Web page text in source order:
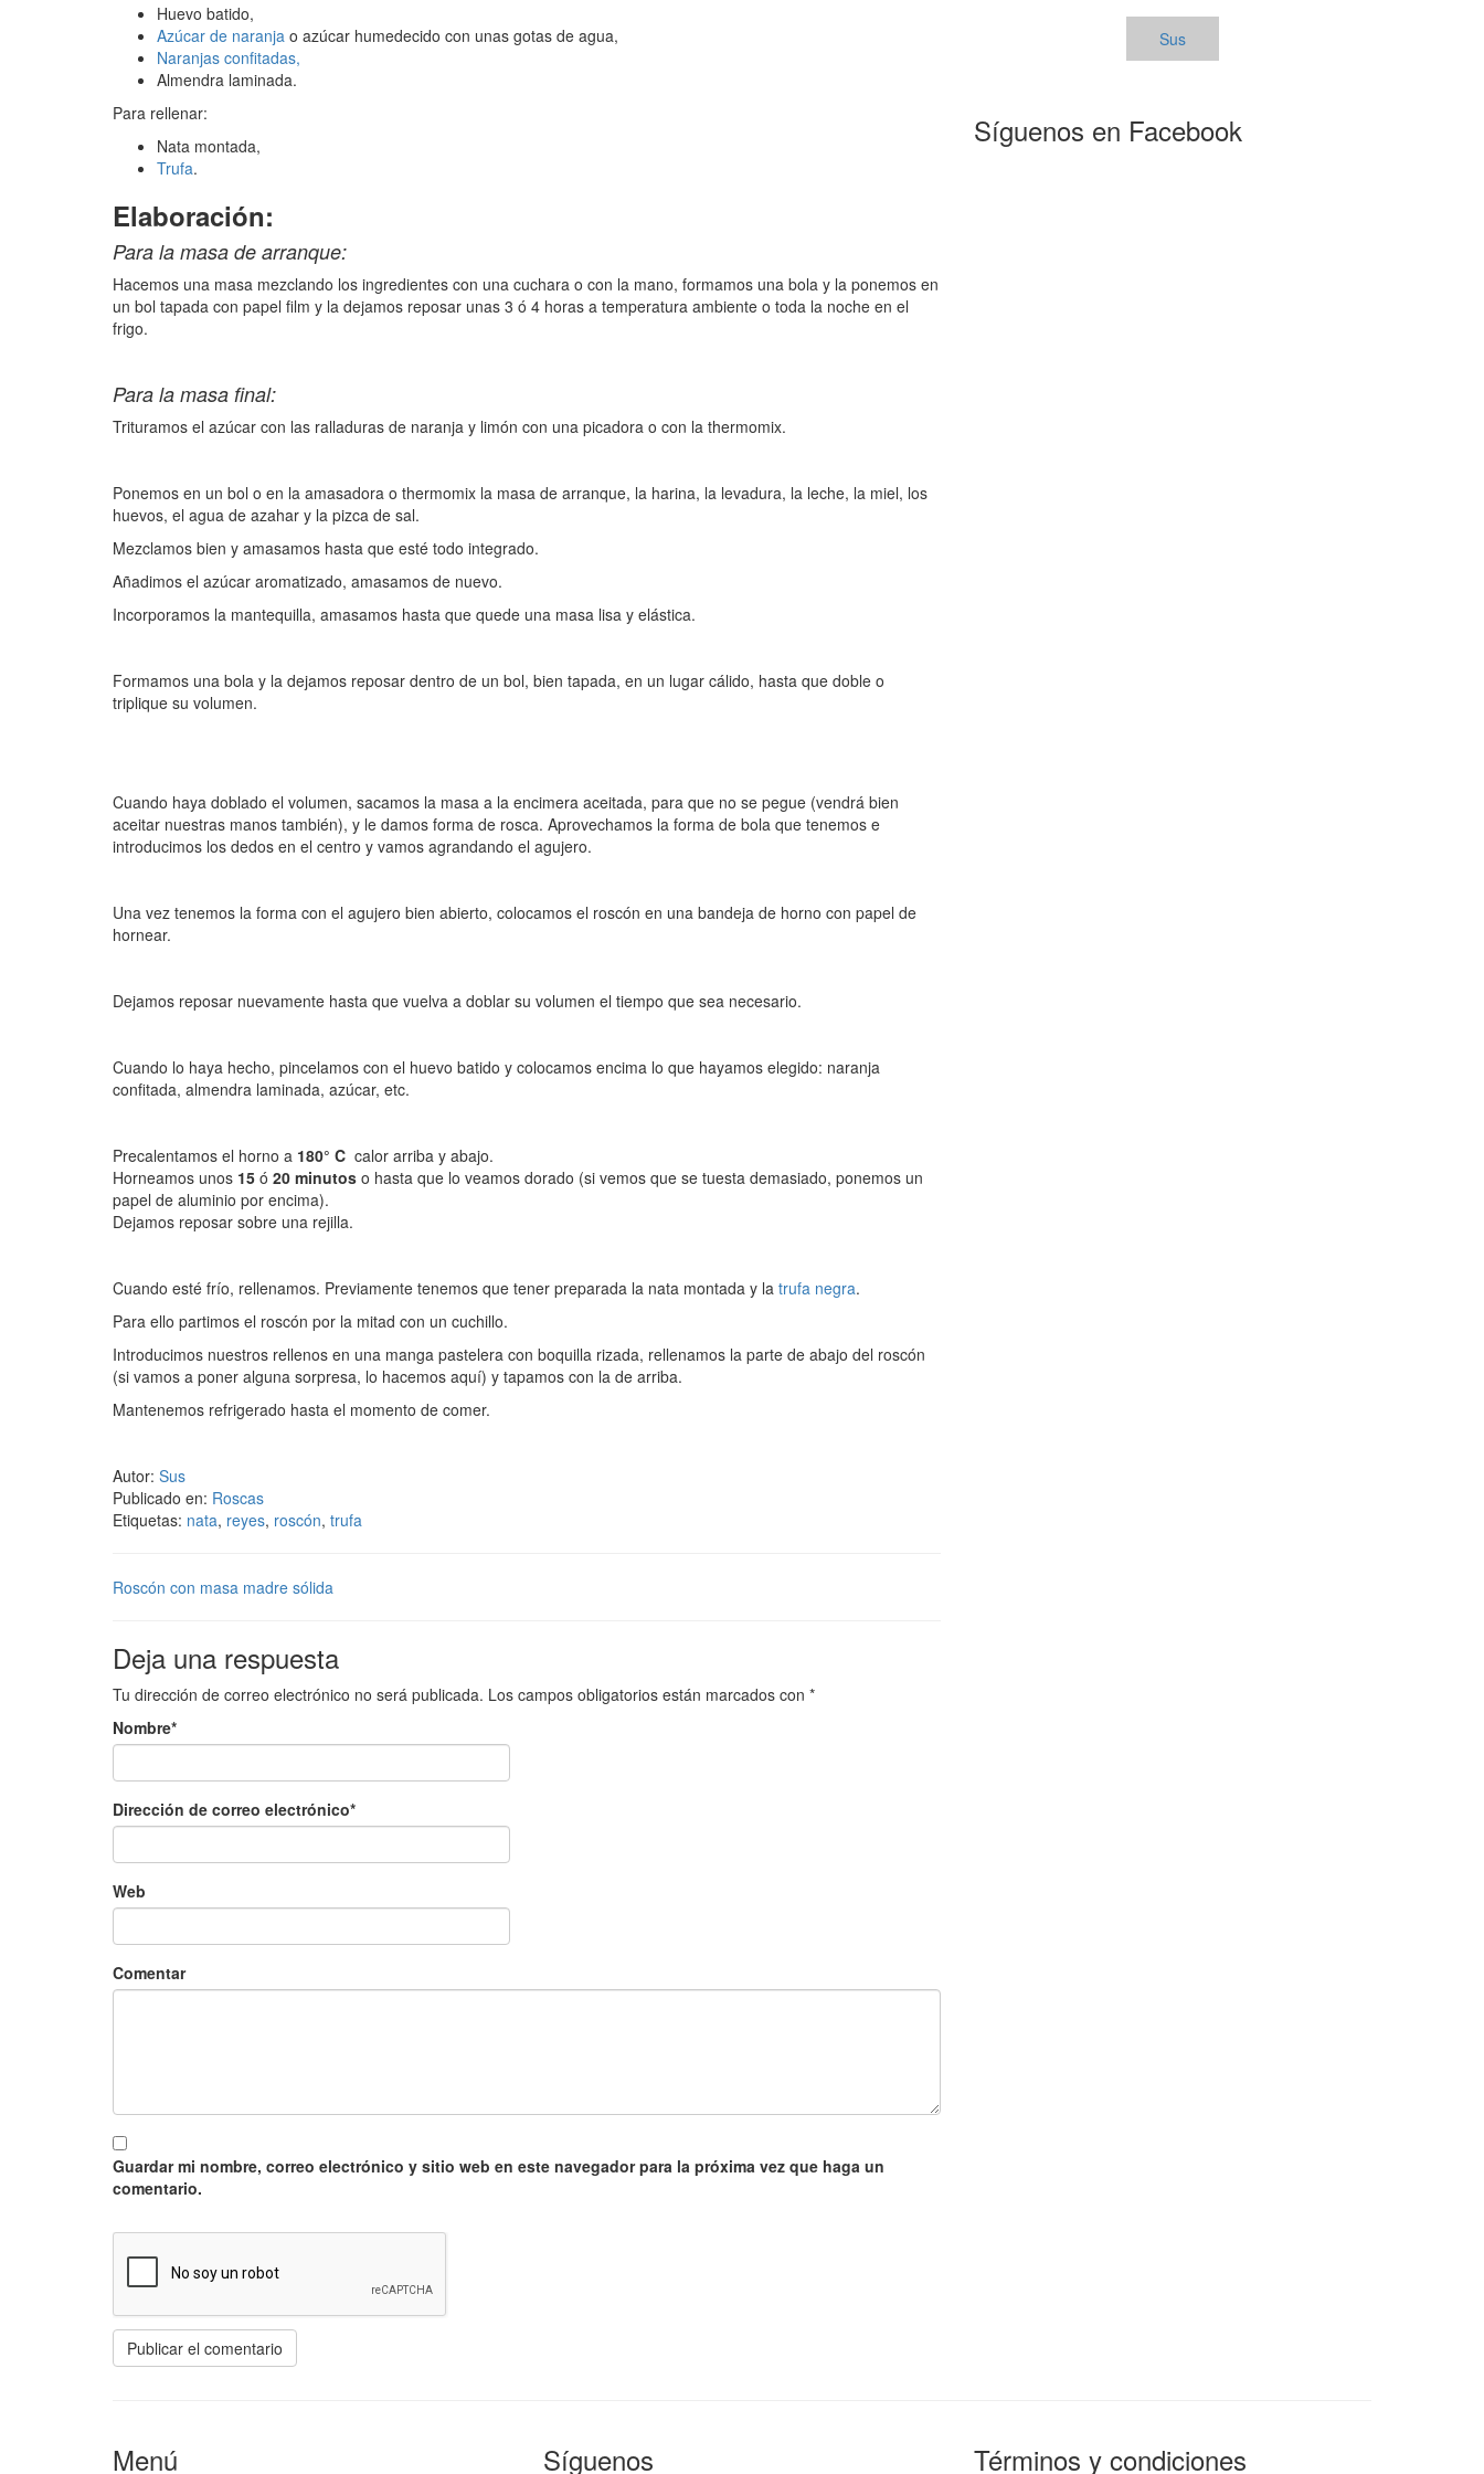
Huevo batido,
Azúcar de naranja o azúcar humedecido con unas gotas de agua,
Naranjas confitadas,
Almendra laminada.
Para rellenar:
Nata montada,
Trufa.
Elaboración:
Para la masa de arranque:
Hacemos una masa mezclando los ingredientes con una cuchara o con la mano, formamos una bola y la ponemos en
un bol tapada con papel film y la dejamos reposar unas 3 ó 4 horas a temperatura ambiente o toda la noche en el
frigo.
Para la masa final:
Trituramos el azúcar con las ralladuras de naranja y limón con una picadora o con la thermomix.
Ponemos en un bol o en la amasadora o thermomix la masa de arranque, la harina, la levadura, la leche, la miel, los
huevos, el agua de azahar y la pizca de sal.
Mezclamos bien y amasamos hasta que esté todo integrado.
Añadimos el azúcar aromatizado, amasamos de nuevo.
Incorporamos la mantequilla, amasamos hasta que quede una masa lisa y elástica.
Formamos una bola y la dejamos reposar dentro de un bol, bien tapada, en un lugar cálido, hasta que doble o
triplique su volumen.
Cuando haya doblado el volumen, sacamos la masa a la encimera aceitada, para que no se pegue (vendrá bien
aceitar nuestras manos también), y le damos forma de rosca. Aprovechamos la forma de bola que tenemos e
introducimos los dedos en el centro y vamos agrandando el agujero.
Una vez tenemos la forma con el agujero bien abierto, colocamos el roscón en una bandeja de horno con papel de
hornear.
Dejamos reposar nuevamente hasta que vuelva a doblar su volumen el tiempo que sea necesario.
Cuando lo haya hecho, pincelamos con el huevo batido y colocamos encima lo que hayamos elegido: naranja
confitada, almendra laminada, azúcar, etc.
Precalentamos el horno a 180° C calor arriba y abajo.
Horneamos unos 15 ó 20 minutos o hasta que lo veamos dorado (si vemos que se tuesta demasiado, ponemos un
papel de aluminio por encima).
Dejamos reposar sobre una rejilla.
Cuando esté frío, rellenamos. Previamente tenemos que tener preparada la nata montada y la trufa negra.
Para ello partimos el roscón por la mitad con un cuchillo.
Introducimos nuestros rellenos en una manga pastelera con boquilla rizada, rellenamos la parte de abajo del roscón
(si vamos a poner alguna sorpresa, lo hacemos aquí) y tapamos con la de arriba.
Mantenemos refrigerado hasta el momento de comer.
Autor: Sus
Publicado en: Roscas
Etiquetas: nata, reyes, roscón, trufa
Roscón con masa madre sólida
Deja una respuesta
Tu dirección de correo electrónico no será publicada. Los campos obligatorios están marcados con *
Nombre*
Dirección de correo electrónico*
Web
Comentar
Guardar mi nombre, correo electrónico y sitio web en este navegador para la próxima vez que haga un
comentario.
Sus
Síguenos en Facebook
Menú Síguenos Términos y condiciones